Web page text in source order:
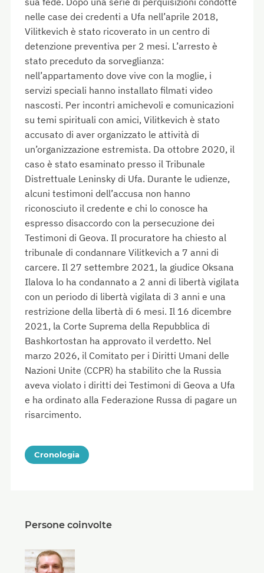
nelle case dei credenti a Ufa nell’aprile 2018,
Vilitkevich è stato ricoverato in un centro di
detenzione preventiva per 2 mesi. L’arresto è
stato preceduto da sorveglianza:
nell’appartamento dove vive con la moglie, i
servizi speciali hanno installato filmati video
nascosti. Per incontri amichevoli e comunicazioni
su temi spirituali con amici, Vilitkevich è stato
accusato di aver organizzato le attività di
un’organizzazione estremista. Da ottobre 2020, il
caso è stato esaminato presso il Tribunale
Distrettuale Leninsky di Ufa. Durante le udienze,
alcuni testimoni dell’accusa non hanno
riconosciuto il credente e chi lo conosce ha
espresso disaccordo con la persecuzione dei
Testimoni di Geova. Il procuratore ha chiesto al
tribunale di condannare Vilitkevich a 7 anni di
carcere. Il 27 settembre 2021, la giudice Oksana
Ilalova lo ha condannato a 2 anni di libertà vigilata
con un periodo di libertà vigilata di 3 anni e una
restrizione della libertà di 6 mesi. Il 16 dicembre
2021, la Corte Suprema della Repubblica di
Bashkortostan ha approvato il verdetto. Nel
marzo 2026, il Comitato per i Diritti Umani delle
Nazioni Unite (CCPR) ha stabilito che la Russia
aveva violato i diritti dei Testimoni di Geova a Ufa
e ha ordinato alla Federazione Russa di pagare un
risarcimento.
Cronologia
Persone coinvolte